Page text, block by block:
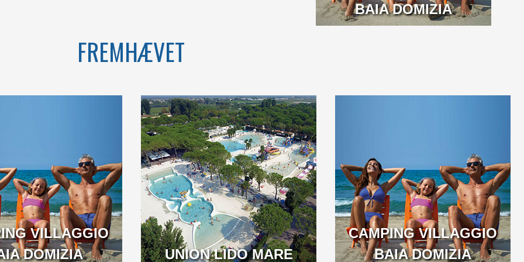
BAIA DOMIZIA
FREMHÆVET
VILLAGGIO
DOMIZIA
UNION LIDO MARE
A BEACH OVER 1KM
LONG LOCATED IN THE
BEAUTIFUL GOLFO DI
GAETA
CAMPING VILLAGGIO
BAIA DOMIZIA
CAMPANIA